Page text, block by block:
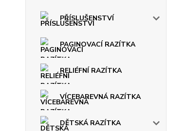
PŘÍSLUŠENSTVÍ
PAGINOVACÍ RAZÍTKA
RELIÉFNÍ RAZÍTKA
VÍCEBAREVNÁ RAZÍTKA
DĚTSKÁ RAZÍTKA